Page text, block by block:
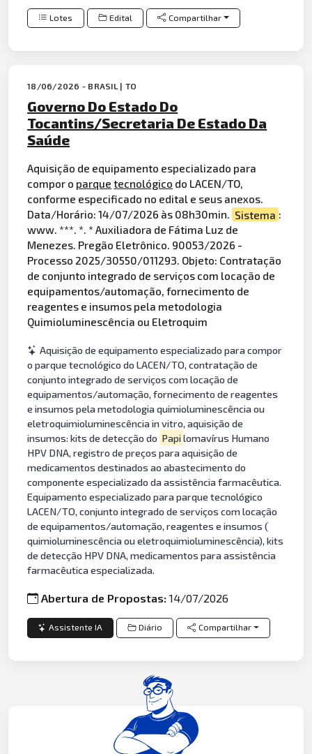
Lotes Edital Compartilhar
18/06/2026 - BRASIL | TO
Governo Do Estado Do
Tocantins/Secretaria De Estado Da
Saúde
Aquisição de equipamento especializado para
compor o parque tecnológico do LACEN/TO,
conforme especificado no edital e seus anexos.
Data/Horário: 14/07/2026 às 08h30min. Sistema :
www. ***. *. * Auxiliadora de Fátima Luz de
Menezes. Pregão Eletrônico. 90053/2026 -
Processo 2025/30550/011293. Objeto: Contratação
de conjunto integrado de serviços com locação de
equipamentos/automação, fornecimento de
reagentes e insumos pela metodologia
Quimioluminescência ou Eletroquim
Aquisição de equipamento especializado para compor
o parque tecnológico do LACEN/TO, contratação de
conjunto integrado de serviços com locação de
equipamentos/automação, fornecimento de reagentes
e insumos pela metodologia quimioluminescência ou
eletroquimioluminescência in vitro, aquisição de
insumos: kits de detecção do Papilomavírus Humano
HPV DNA, registro de preços para aquisição de
medicamentos destinados ao abastecimento do
componente especializado da assistência farmacêutica.
Equipamento especializado para parque tecnológico
LACEN/TO, conjunto integrado de serviços com locação
de equipamentos/automação, reagentes e insumos (
quimioluminescência ou eletroquimioluminescência), kits
de detecção HPV DNA, medicamentos para assistência
farmacêutica especializada.
Abertura de Propostas:14/07/2026
Assistente IA Diário Compartilhar